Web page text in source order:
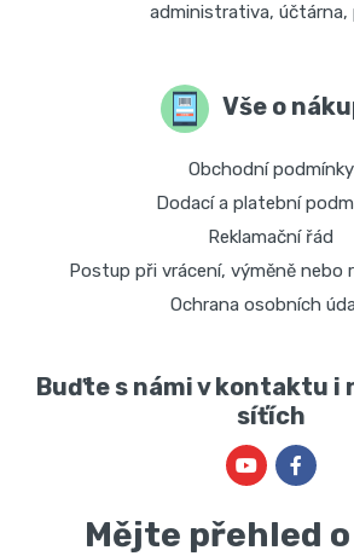
administrativa, účtárna,
Vše o
Obchodní podmínky
Dodací a platební
Reklamační řád
Postup při vrácení, výměně nebo
Ochrana osobních
Buďte s námi v kontaktu i
síťích
Mějte přehled